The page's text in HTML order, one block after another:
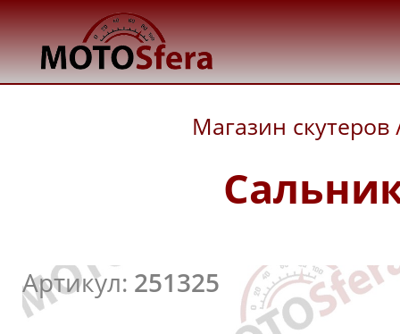
Магазин скутеров
Артикул: 251325